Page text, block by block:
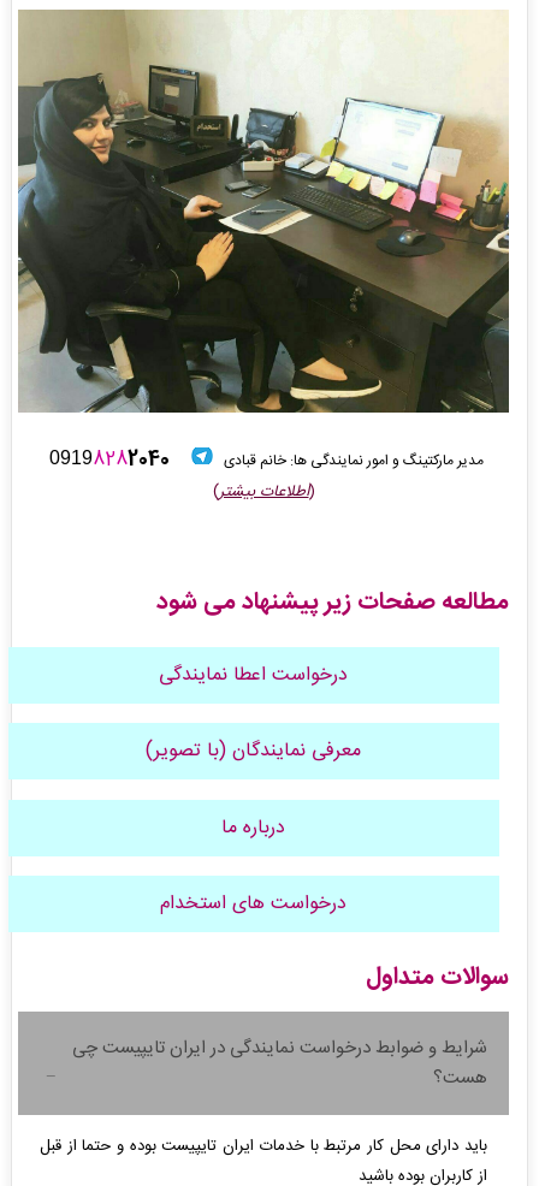
مدیر مارکتینگ و امور نمایندگی ها: خانم قبادی 09198282040
(اطلاعات بیشتر)
مطالعه صفحات زیر پیشنهاد می شود
درخواست اعطا نمایندگی
معرفی نمایندگان (با تصویر)
درباره ما
درخواست های استخدام
سوالات متداول
شرایط و ضوابط درخواست نمایندگی در ایران تایپیست چی
هست؟
باید دارای محل کار مرتبط با خدمات ایران تایپیست بوده و حتما از قبل
از کاربران بوده باشید